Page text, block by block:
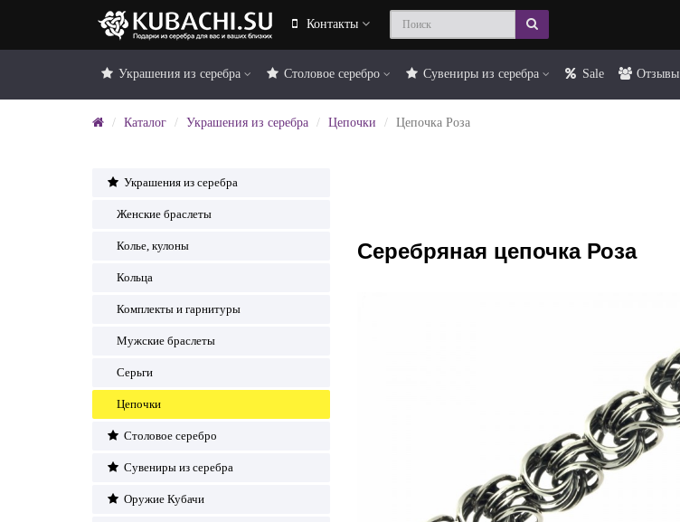
Контакты
Украшения из серебра Столовое серебро Сувениры из серебра Sale Отзывы
Каталог Украшения из серебра Цепочки Цепочка Роза
Украшения из серебра
Женские браслеты
Колье, кулоны
Кольца
Комплекты и гарнитуры
Мужские браслеты
Серьги
Цепочки
Столовое серебро
Сувениры из серебра
Оружие Кубачи
Серебряная цепочка Роза